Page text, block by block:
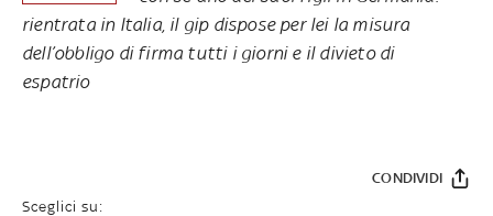
rientrata in Italia, il gip dispose per lei la misura
dell’obbligo di firma tutti i giorni e il divieto di
espatrio
Sceglici su:
CONDIVIDI